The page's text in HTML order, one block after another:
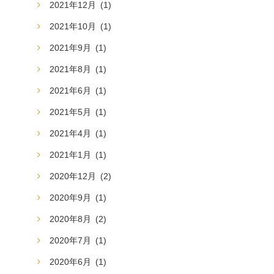
2021年12月 (1)
2021年10月 (1)
2021年9月 (1)
2021年8月 (1)
2021年6月 (1)
2021年5月 (1)
2021年4月 (1)
2021年1月 (1)
2020年12月 (2)
2020年9月 (1)
2020年8月 (2)
2020年7月 (1)
2020年6月 (1)